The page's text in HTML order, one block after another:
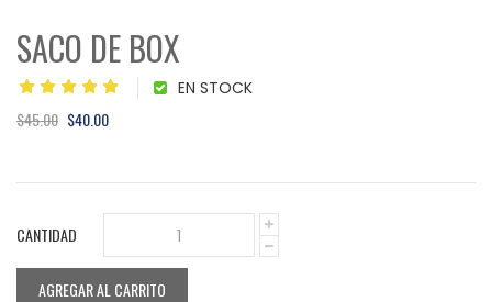
SACO DE BOX
EN STOCK
$45.00 $40.00
CANTIDAD 1
AGREGAR AL CARRITO